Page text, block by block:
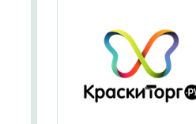
акриловые
силиконовые
силиконовые